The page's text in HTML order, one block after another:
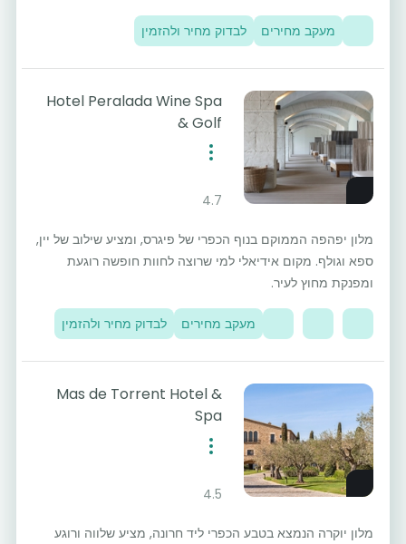
מעקב מחירים לבדוק מחיר ולהזמין
Hotel Peralada Wine Spa
& Golf
4.7
מלון יפהפה הממוקם בנוף הכפרי של פיגרס, ומציע שילוב של יין,
ספא וגולף. מקום אידיאלי למי שרוצה לחוות חופשה רוגעת
ומפנקת מחוץ לעיר.
מעקב מחירים לבדוק מחיר ולהזמין
Mas de Torrent Hotel &
Spa
4.5
מלון יוקרה הנמצא בטבע הכפרי ליד חרונה, מציע שלווה ורוגע